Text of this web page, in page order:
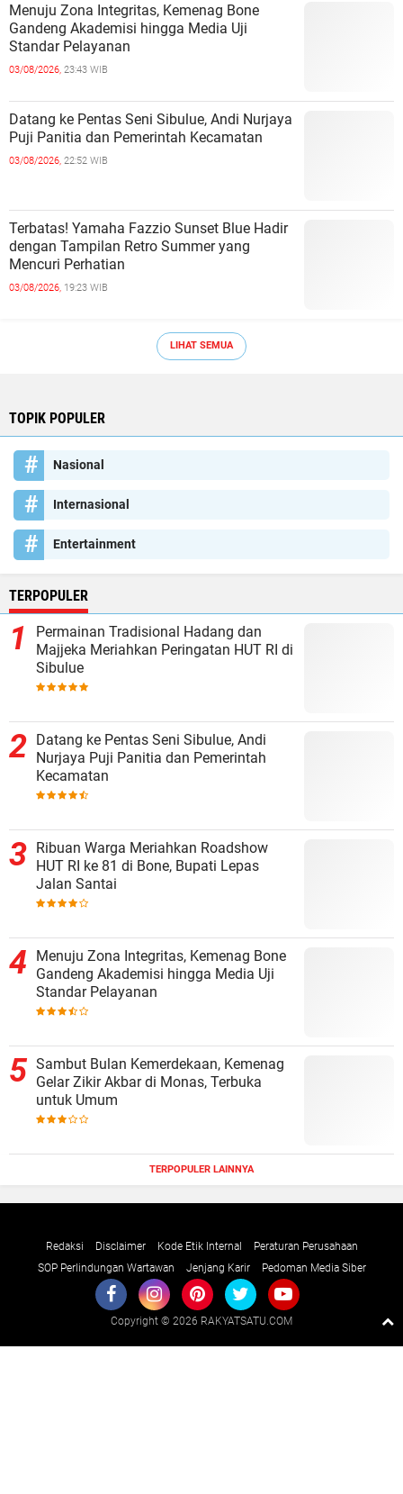
Menuju Zona Integritas, Kemenag Bone
Gandeng Akademisi hingga Media Uji
Standar Pelayanan
03/08/2026, 23:43 WIB
Datang ke Pentas Seni Sibulue, Andi Nurjaya
Puji Panitia dan Pemerintah Kecamatan
03/08/2026, 22:52 WIB
Terbatas! Yamaha Fazzio Sunset Blue Hadir
dengan Tampilan Retro Summer yang
Mencuri Perhatian
03/08/2026, 19:23 WIB
LIHAT SEMUA
TOPIK POPULER
Nasional
Internasional
Entertainment
TERPOPULER
Permainan Tradisional Hadang dan
Majjeka Meriahkan Peringatan HUT RI di
Sibulue
Datang ke Pentas Seni Sibulue, Andi
Nurjaya Puji Panitia dan Pemerintah
Kecamatan
Ribuan Warga Meriahkan Roadshow
HUT RI ke 81 di Bone, Bupati Lepas
Jalan Santai
Menuju Zona Integritas, Kemenag Bone
Gandeng Akademisi hingga Media Uji
Standar Pelayanan
Sambut Bulan Kemerdekaan, Kemenag
Gelar Zikir Akbar di Monas, Terbuka
untuk Umum
TERPOPULER LAINNYA
Redaksi Disclaimer Kode Etik Internal
Peraturan Perusahaan
SOP Perlindungan Wartawan
Jenjang Karir Pedoman Media Siber
Copyright © 2026 RAKYATSATU.COM
Raushan